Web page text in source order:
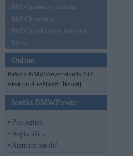
BMW pasaules jaunumi
BMW koncepti
BMW konkurentu jaunumi
Moto
Online
Pašreiz BMWPower skatās 102
viesi un 4 reģistrēti lietotāji.
Ienākt BMWPower
• Pieslēgties
• Reģistrēties
• Aizmirsi paroli?